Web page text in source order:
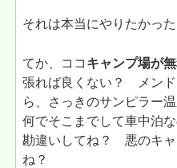
それは本当にやりたかっ
てか、ココ キャンプ場が
張れば良くない？ メンド
ら、さっきのサンピラー
何でそこまでして車中泊
勘違いしてね？ 悪のキャ
ね？